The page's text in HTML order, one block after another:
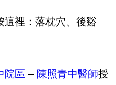
這裡：落枕穴、後谿
院區 – 陳照青中醫師授